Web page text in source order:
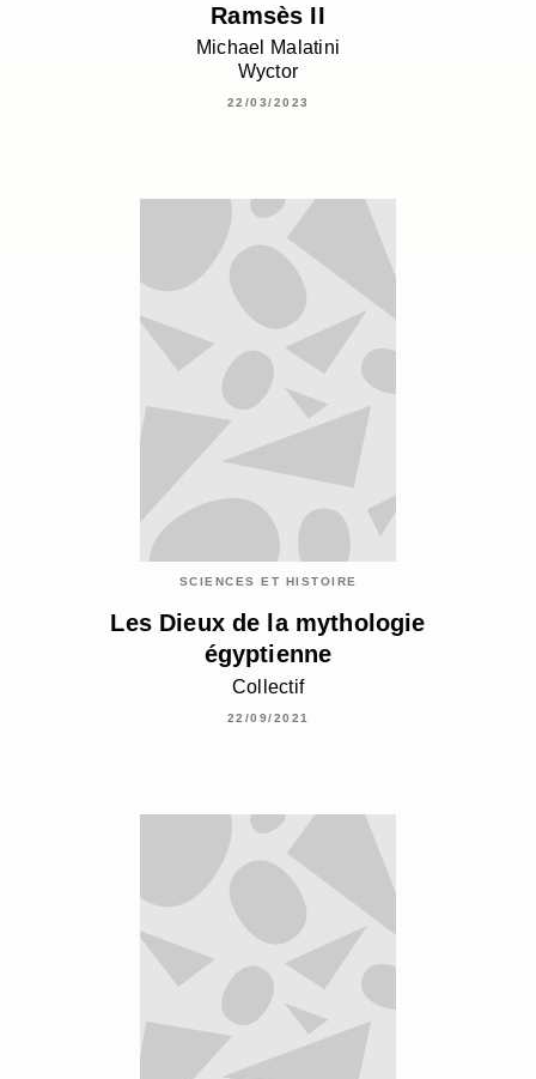
Ramsès II
Michael Malatini
Wyctor
22/03/2023
SCIENCES ET HISTOIRE
Les Dieux de la mythologie
égyptienne
Collectif
22/09/2021